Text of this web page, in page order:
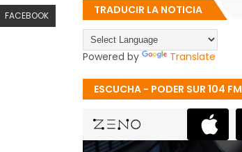
FACEBOOK TRADUCIR LA NOTICIA
Powered by Translate
ESCUCHA - PODER SUR 104 FM